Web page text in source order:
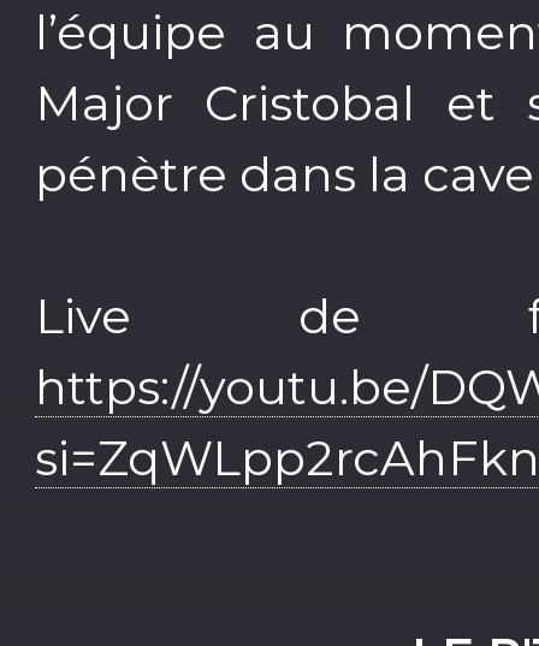
l’équipe au
Major Cristobal et
pénètre dans la
Live de
https://youtu.be/